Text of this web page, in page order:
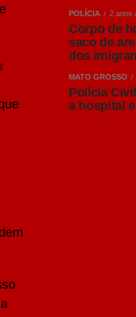
POLÍCIA 2 anos
Corpo de
saco de
dos
MATO GROSSO
Polícia
a hospital